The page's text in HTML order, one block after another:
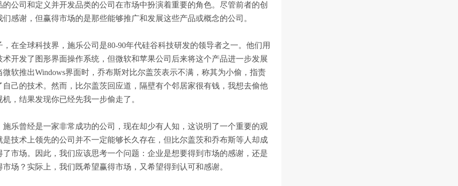
的公司和定义并开发品类的公司在市场中扮演着重要的角色。尽管前者的创
们感谢，但赢得市场的是那些能够推广和发展这些产品或概念的公司。
，在全球科技界，施乐公司是80-90年代硅谷科技研发的领导者之一。他们用
术开发了图形界面操作系统，但微软和苹果公司后来将这个产品进一步发展
微软推出Windows界面时，乔布斯对比尔盖茨表示不满，称其为小偷，指责
自己的技术。然而，比尔盖茨回应道，隔壁有个邻居家很有钱，我想去偷他
机，结果发现你已经先我一步偷走了。
施乐曾经是一家非常成功的公司，现在却少有人知，这说明了一个重要的观
是技术上领先的公司并不一定能够长久存在，但比尔盖茨和乔布斯等人却成
了市场。因此，我们应该思考一个问题：企业是想要得到市场的感谢，还是
市场？实际上，我们既希望赢得市场，又希望得到认可和感谢。